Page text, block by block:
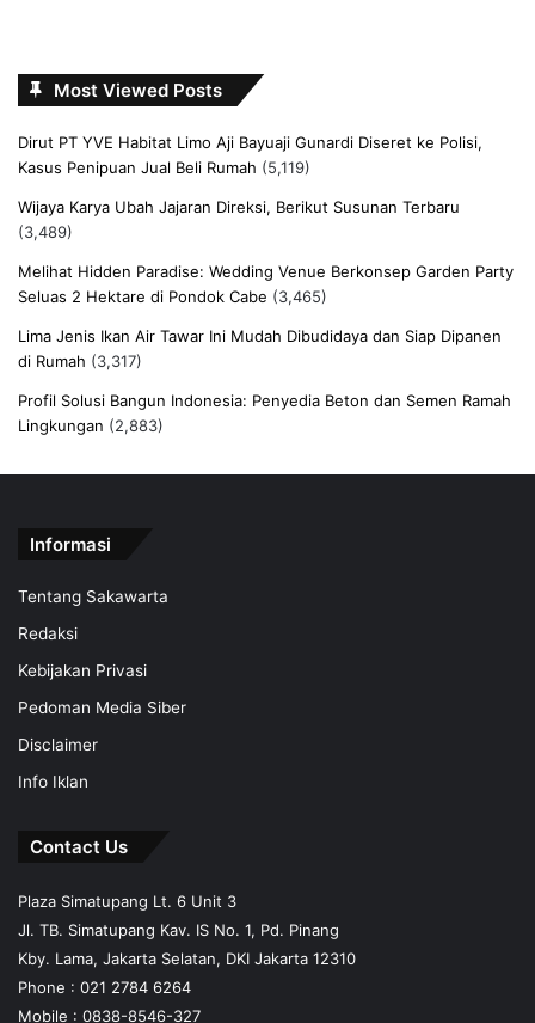
Most Viewed Posts
Dirut PT YVE Habitat Limo Aji Bayuaji Gunardi Diseret ke Polisi,
Kasus Penipuan Jual Beli Rumah (5,119)
Wijaya Karya Ubah Jajaran Direksi, Berikut Susunan Terbaru
(3,489)
Melihat Hidden Paradise: Wedding Venue Berkonsep Garden Party
Seluas 2 Hektare di Pondok Cabe (3,465)
Lima Jenis Ikan Air Tawar Ini Mudah Dibudidaya dan Siap Dipanen
di Rumah (3,317)
Profil Solusi Bangun Indonesia: Penyedia Beton dan Semen Ramah
Lingkungan (2,883)
Informasi
Tentang Sakawarta
Redaksi
Kebijakan Privasi
Pedoman Media Siber
Disclaimer
Info Iklan
Contact Us
Plaza Simatupang Lt. 6 Unit 3
Jl. TB. Simatupang Kav. IS No. 1, Pd. Pinang
Kby. Lama, Jakarta Selatan, DKI Jakarta 12310
Phone : 021 2784 6264
Mobile : 0838-8546-327